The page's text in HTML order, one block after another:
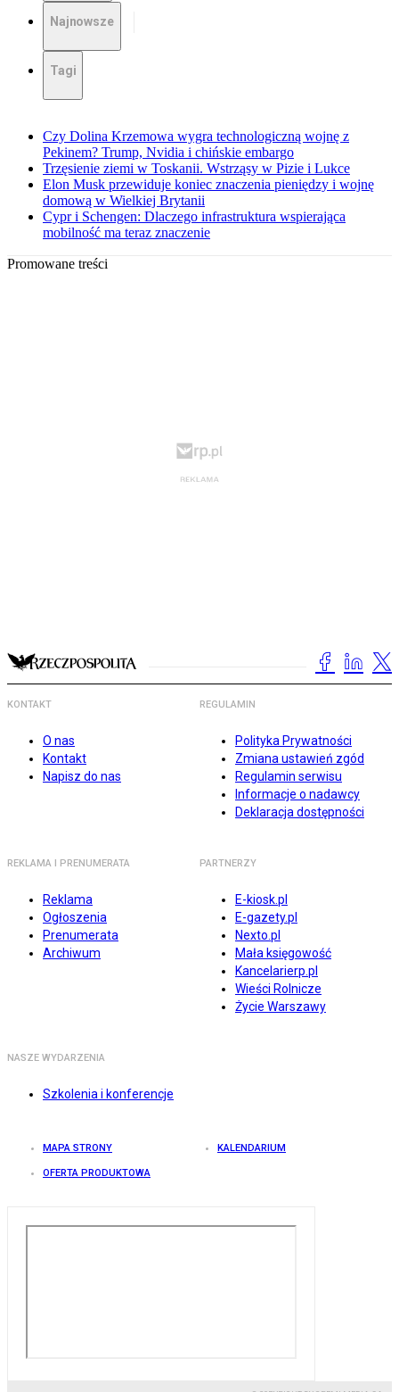
Najnowsze
Tagi
Czy Dolina Krzemowa wygra technologiczną wojnę z
Pekinem? Trump, Nvidia i chińskie embargo
Trzęsienie ziemi w Toskanii. Wstrząsy w Pizie i Lukce
Elon Musk przewiduje koniec znaczenia pieniędzy i wojnę
domową w Wielkiej Brytanii
Cypr i Schengen: Dlaczego infrastruktura wspierająca
mobilność ma teraz znaczenie
Promowane treści
KONTAKT
O nas
Kontakt
Napisz do nas
REGULAMIN
Polityka Prywatności
Zmiana ustawień zgód
Regulamin serwisu
Informacje o nadawcy
Deklaracja dostępności
REKLAMA I PRENUMERATA
Reklama
Ogłoszenia
Prenumerata
Archiwum
PARTNERZY
E-kiosk.pl
E-gazety.pl
Nexto.pl
Mała księgowość
Kancelarierp.pl
Wieści Rolnicze
Życie Warszawy
NASZE WYDARZENIA
Szkolenia i konferencje
MAPA STRONY KALENDARIUM
OFERTA PRODUKTOWA